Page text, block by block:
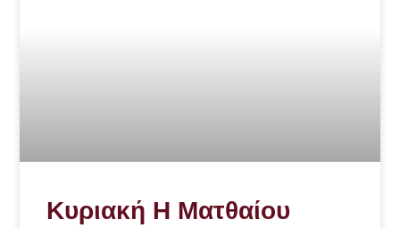
Κυριακή Η Ματθαίου